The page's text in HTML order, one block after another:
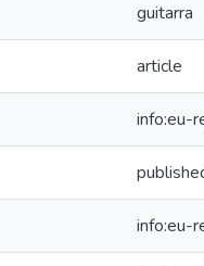
guitarra
article
info:eu-
info:eu-